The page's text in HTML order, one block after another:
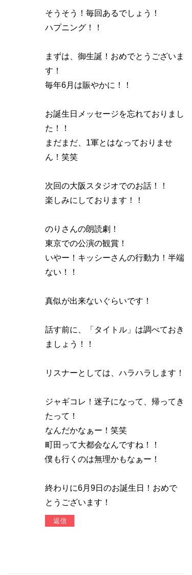
そうそう！毎回あるでしょう！
ハプニング！！
まずは、御生誕！おめでとうございま
す！
毎年6月は賑やかに！！
お誕生日メッセージを忘れておりまし
た！！
まだまだ、1軍とはなっておりませ
ん！笑笑
次回の大阪スタジオでのお話！！
楽しみにしております！！
のりさんの朗読劇！
東京での公演の観賞！
いやー！キッシーさんの行動力！半端
ない！！
真似が出来ないぐらいです！
話す前に、「タイトル」は調べておき
ましょう！！
リスナーとしては、ハラハラします！
ジャギコレ！迷子になって、帰ってき
たって！
なんだかなぁー！笑笑
町田って大都会なんですね！！
僕も行くのは無理かもなぁー！
終わりに6月9日のお誕生日！おめで
とうございます！
返信